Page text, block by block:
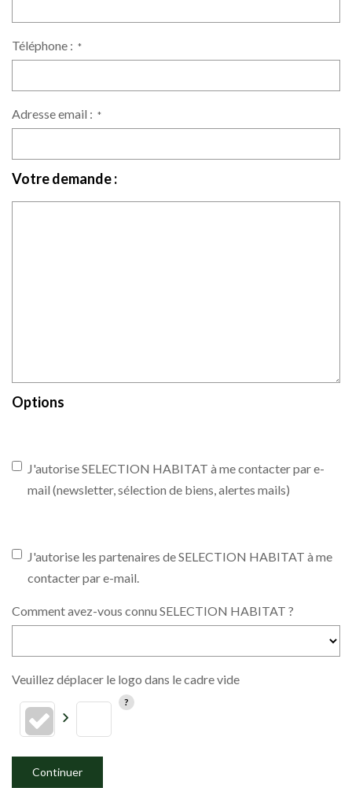
Téléphone : *
Adresse email : *
Votre demande :
Options
J'autorise SELECTION HABITAT à me contacter par e-
mail (newsletter, sélection de biens, alertes mails)
J'autorise les partenaires de SELECTION HABITAT à me
contacter par e-mail.
Comment avez-vous connu SELECTION HABITAT ?
Veuillez déplacer le logo dans le cadre vide
Continuer